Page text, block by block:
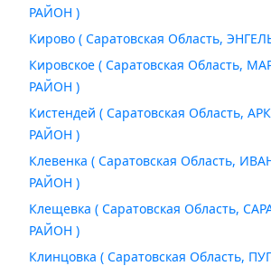
РАЙОН )
Кирово ( Саратовская Область,
Кировское ( Саратовская Область,
РАЙОН )
Кистендей ( Саратовская Область,
РАЙОН )
Клевенка ( Саратовская Область,
РАЙОН )
Клещевка ( Саратовская Область,
РАЙОН )
Клинцовка ( Саратовская Область,